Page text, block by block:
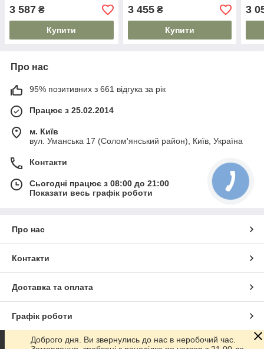
3 587 ₴
Купити
3 455₴
Купити
3
Про нас
95% позитивних з 661 відгука за рік
Працює з 25.02.2014
м. Київ
вул. Уманська 17 (Солом'янський район), Київ, Україна
Контакти
Сьогодні працює з 08:00 до 21:00
Показати весь графік роботи
Про нас
Контакти
Доставка та оплата
Графік роботи
Повна версія сайту
Доброго дня. Ви звернулись до нас в неробочий час.